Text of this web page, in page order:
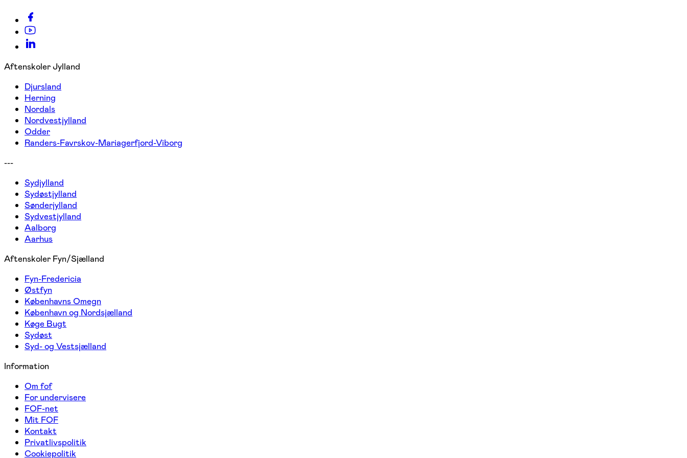
Aftenskoler Jylland
Djursland
Herning
Nordals
Nordvestjylland
Odder
Randers-Favrskov-Mariagerfjord-Viborg
---
Sydjylland
Sydøstjylland
Sønderjylland
Sydvestjylland
Aalborg
Aarhus
Aftenskoler Fyn/Sjælland
Fyn-Fredericia
Østfyn
Københavns Omegn
København og Nordsjælland
Køge Bugt
Sydøst
Syd- og Vestsjælland
Information
Om fof
For undervisere
FOF-net
Mit FOF
Kontakt
Privatlivspolitik
Cookiepolitik